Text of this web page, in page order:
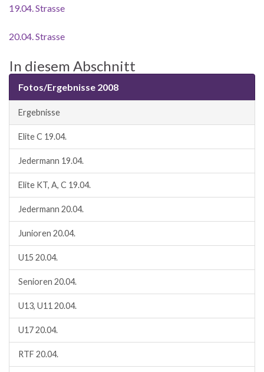
19.04. Strasse
20.04. Strasse
In diesem Abschnitt
Fotos/Ergebnisse 2008
Ergebnisse
Elite C 19.04.
Jedermann 19.04.
Elite KT, A, C 19.04.
Jedermann 20.04.
Junioren 20.04.
U15 20.04.
Senioren 20.04.
U13, U11 20.04.
U17 20.04.
RTF 20.04.